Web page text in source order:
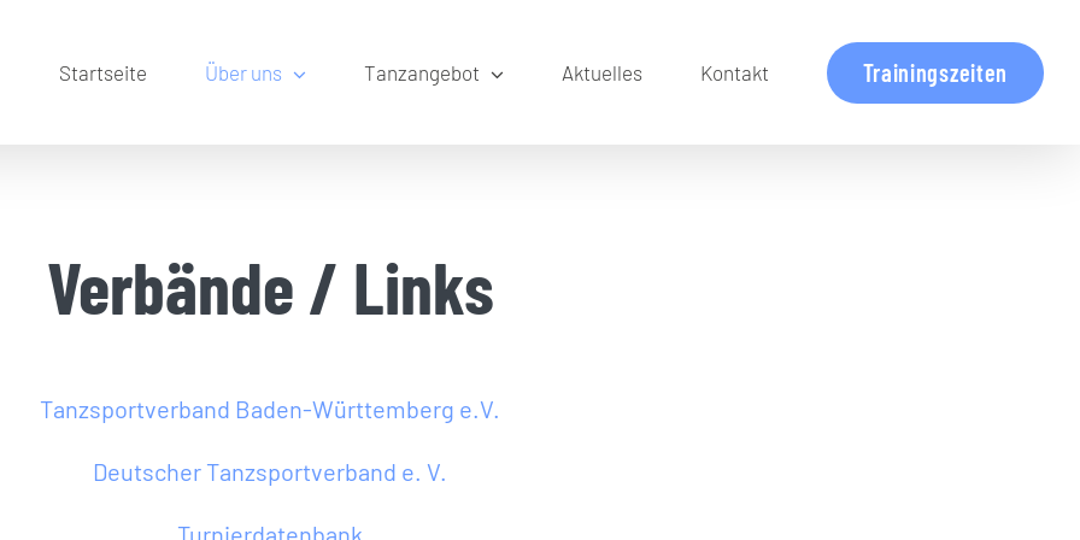
Startseite Über uns Tanzangebot Aktuelles Kontakt Trainingszeiten
Verbände / Links
Tanzsportverband Baden-Württemberg e.V.
Deutscher Tanzsportverband e. V.